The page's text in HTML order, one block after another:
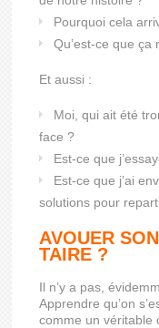
Pourquoi cela
Qu’est-ce que ça
Et aussi :
Moi, qui ait été
face ?
Est-ce que
Est-ce que j’ai
solutions pour
AVOUER
TAIRE ?
Il n’y a pas,
Apprendre qu’on
comme un véritable